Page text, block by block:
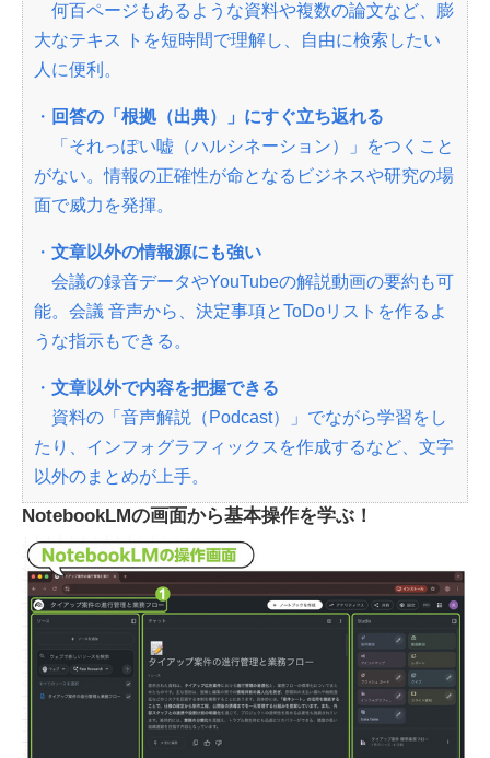
何百ページもあるような資料や複数の論文など、膨
大なテキス トを短時間で理解し、自由に検索したい
人に便利。
・ 回答の「根拠（出典）」にすぐ立ち返れる
「それっぽい嘘（ハルシネーション）」をつくこと
がない。情報の正確性が命となるビジネスや研究の場
面で威力を発揮。
・ 文章以外の情報源にも強い
会議の録音データやYouTubeの解説動画の要約も可
能。会議 音声から、決定事項とToDoリストを作るよ
うな指示もできる。
・ 文章以外で内容を把握できる
資料の「音声解説（Podcast）」でながら学習をし
たり、インフォグラフィックスを作成するなど、文字
以外のまとめが上手。
NotebookLMの画面から基本操作を学ぶ！